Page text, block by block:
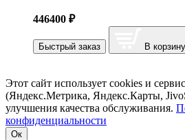
446400 ₽
Быстрый заказ В корзину
Этот сайт использует cookies и
(Яндекс.Метрика, Яндекс.Карты,
улучшения качества обслуживания.
конфиденциальности
Ок